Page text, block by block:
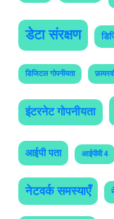
डेटा संरक्षण
डिजिटल गोपनीयता
इंटरनेट गोपनीयता
आईपी पता आईपीवी 4
नेटवर्क समस्याएँ